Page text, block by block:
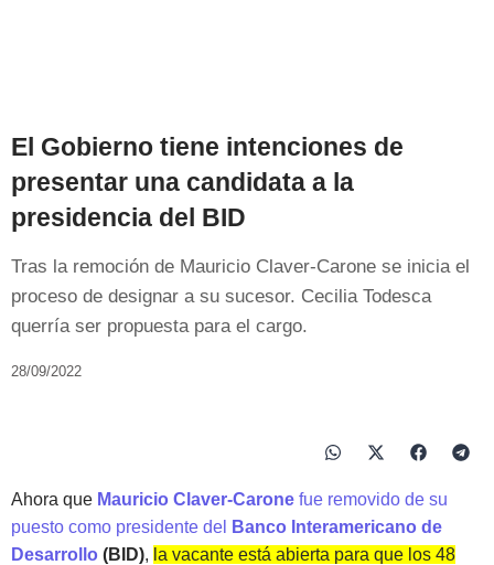
El Gobierno tiene intenciones de
presentar una candidata a la
presidencia del BID
Tras la remoción de Mauricio Claver-Carone se inicia el
proceso de designar a su sucesor. Cecilia Todesca
querría ser propuesta para el cargo.
28/09/2022
Ahora que Mauricio Claver-Carone fue removido de su
puesto como presidente del
Banco Interamericano de
Desarrollo (BID), la vacante está abierta para que los 48